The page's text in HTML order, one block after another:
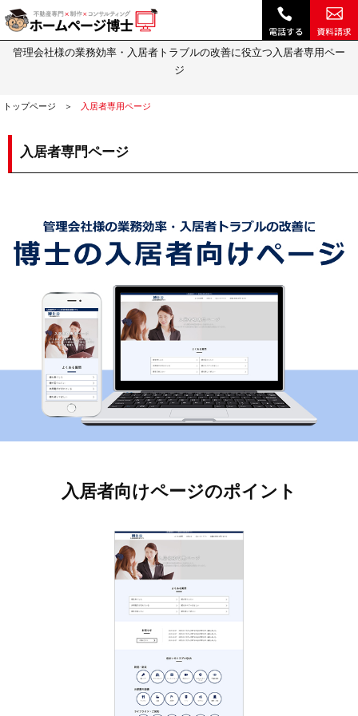
入居者専門ページ
管理会社様の業務効率・入居者トラブルの改善に役立つ入居者専用ペー
ジ
トップページ 入居者専用ページ
入居者専門ページ
入居者向けページのポイント